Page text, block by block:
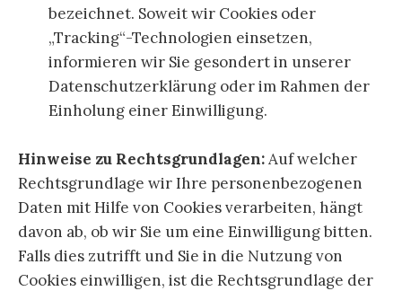
bezeichnet. Soweit wir Cookies oder
„Tracking“-Technologien einsetzen,
informieren wir Sie gesondert in unserer
Datenschutzerklärung oder im Rahmen der
Einholung einer Einwilligung.
Hinweise zu Rechtsgrundlagen:Auf welcher
Rechtsgrundlage wir Ihre personenbezogenen
Daten mit Hilfe von Cookies verarbeiten, hängt
davon ab, ob wir Sie um eine Einwilligung bitten.
Falls dies zutrifft und Sie in die Nutzung von
Cookies einwilligen, ist die Rechtsgrundlage der